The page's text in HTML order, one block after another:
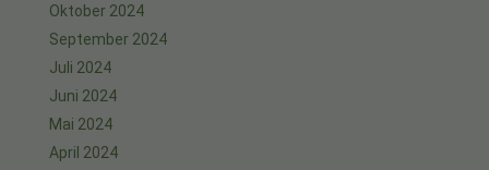
Oktober 2024
September 2024
Juli 2024
Juni 2024
Mai 2024
April 2024